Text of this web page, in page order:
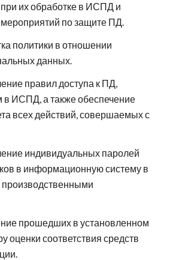
их обработке в ИСПД и
мероприятий по защите ПД.
политики в отношении
данных.
правил доступа к ПД,
ИСПД, а также обеспечение
всех действий, совершаемых с
индивидуальных паролей
в информационную систему в
производственными
прошедших в установленном
оценки соответствия средств